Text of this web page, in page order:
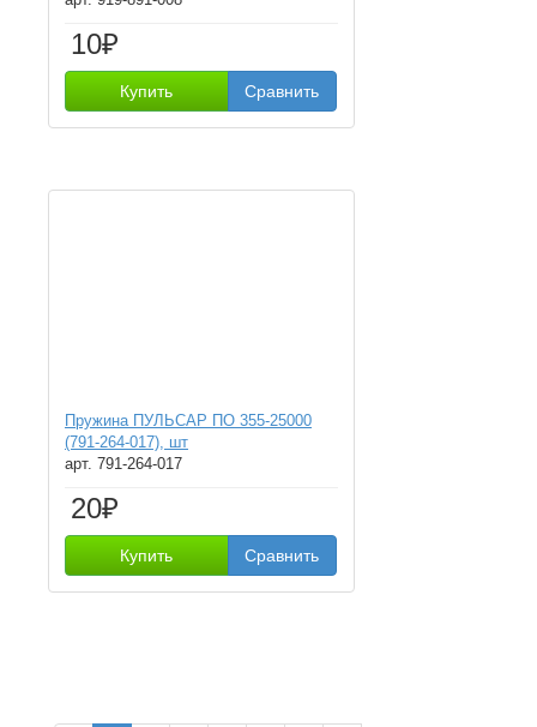
10₽
Купить Сравнить
Пружина ПУЛЬСАР ПО 355-25000
(791-264-017), шт
арт. 791-264-017
20₽
Купить Сравнить